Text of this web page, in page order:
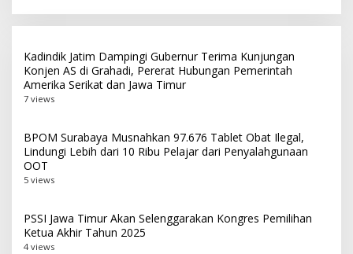
Kadindik Jatim Dampingi Gubernur Terima Kunjungan
Konjen AS di Grahadi, Pererat Hubungan Pemerintah
Amerika Serikat dan Jawa Timur
7 views
BPOM Surabaya Musnahkan 97.676 Tablet Obat Ilegal,
Lindungi Lebih dari 10 Ribu Pelajar dari Penyalahgunaan
OOT
5 views
PSSI Jawa Timur Akan Selenggarakan Kongres Pemilihan
Ketua Akhir Tahun 2025
4 views